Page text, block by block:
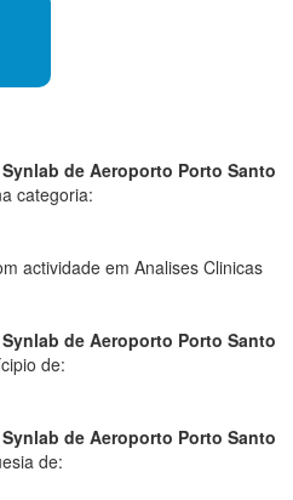
de Aeroporto Porto Santo
categoria:
actividade em Analises Clinicas
de Aeroporto Porto Santo
de:
de Aeroporto Porto Santo
de: